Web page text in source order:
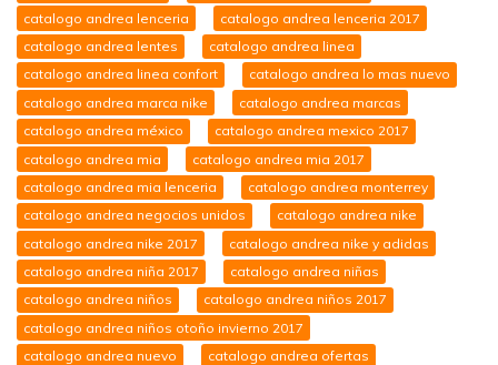
catalogo andrea lenceria
catalogo andrea lenceria 2017
catalogo andrea lentes
catalogo andrea linea
catalogo andrea linea confort
catalogo andrea lo mas nuevo
catalogo andrea marca nike
catalogo andrea marcas
catalogo andrea méxico
catalogo andrea mexico 2017
catalogo andrea mia
catalogo andrea mia 2017
catalogo andrea mia lenceria
catalogo andrea monterrey
catalogo andrea negocios unidos
catalogo andrea nike
catalogo andrea nike 2017
catalogo andrea nike y adidas
catalogo andrea niña 2017
catalogo andrea niñas
catalogo andrea niños
catalogo andrea niños 2017
catalogo andrea niños otoño invierno 2017
catalogo andrea nuevo
catalogo andrea ofertas